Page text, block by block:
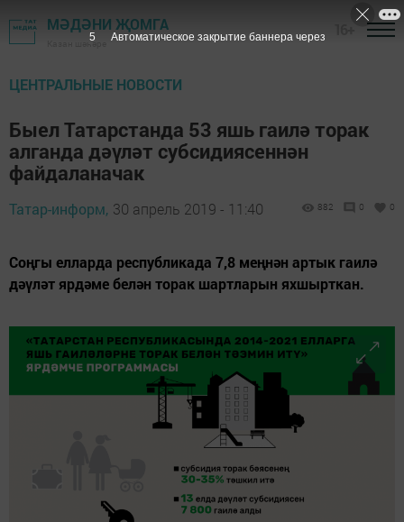
МӘДӘНИ ҖОМГА
Казан шәһәре
ЦЕНТРАЛЬНЫЕ НОВОСТИ
Быел Татарстанда 53 яшь гаилә торак
алганда дәүләт субсидиясеннән
файдаланачак
Татар-информ, 30 апрель 2019 - 11:40 882 0 0
Соңгы елларда республикада 7,8 меңнән артык гаилә
дәүләт ярдәме белән торак шартларын яхшырткан.
5 Автоматическое закрытие баннера через